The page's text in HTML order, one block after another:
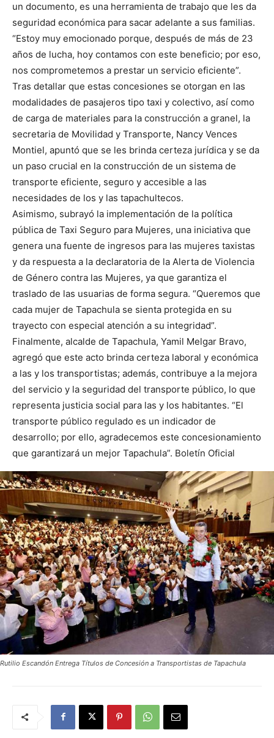
un documento, es una herramienta de trabajo que les da
seguridad económica para sacar adelante a sus familias.
“Estoy muy emocionado porque, después de más de 23
años de lucha, hoy contamos con este beneficio; por eso,
nos comprometemos a prestar un servicio eficiente”.
Tras detallar que estas concesiones se otorgan en las
modalidades de pasajeros tipo taxi y colectivo, así como
de carga de materiales para la construcción a granel, la
secretaria de Movilidad y Transporte, Nancy Vences
Montiel, apuntó que se les brinda certeza jurídica y se da
un paso crucial en la construcción de un sistema de
transporte eficiente, seguro y accesible a las
necesidades de los y las tapachultecos.
Asimismo, subrayó la implementación de la política
pública de Taxi Seguro para Mujeres, una iniciativa que
genera una fuente de ingresos para las mujeres taxistas
y da respuesta a la declaratoria de la Alerta de Violencia
de Género contra las Mujeres, ya que garantiza el
traslado de las usuarias de forma segura. “Queremos que
cada mujer de Tapachula se sienta protegida en su
trayecto con especial atención a su integridad”.
Finalmente, alcalde de Tapachula, Yamil Melgar Bravo,
agregó que este acto brinda certeza laboral y económica
a las y los transportistas; además, contribuye a la mejora
del servicio y la seguridad del transporte público, lo que
representa justicia social para las y los habitantes. “El
transporte público regulado es un indicador de
desarrollo; por ello, agradecemos este concesionamiento
que garantizará un mejor Tapachula”. Boletín Oficial
Rutilio Escandón Entrega Títulos de Concesión a Transportistas de Tapachula